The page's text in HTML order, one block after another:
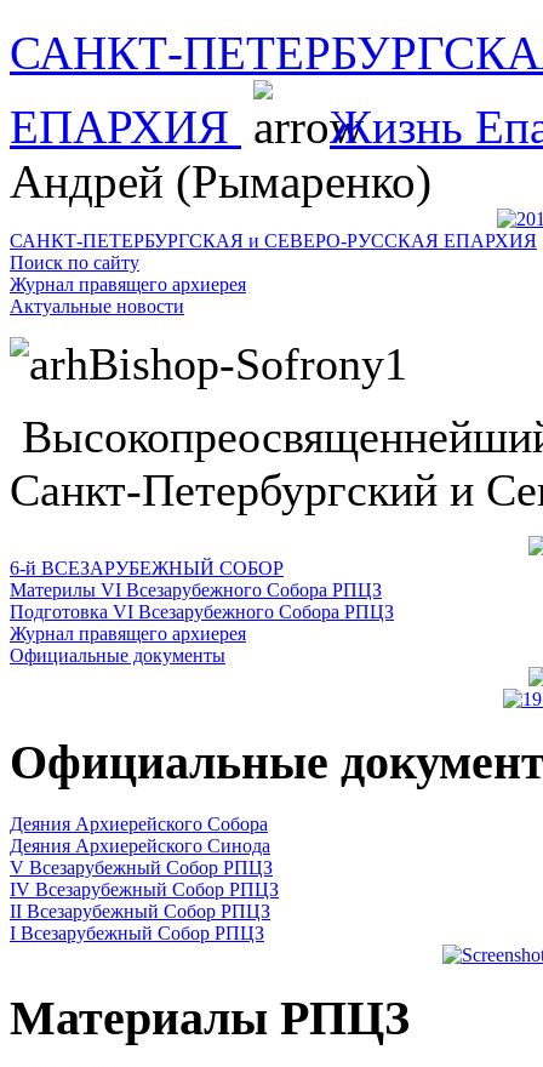
САНКТ-
ЕПАРХИЯ
Жизнь
Андрей (Рымаренко)
САНКТ-ПЕТЕРБУРГСКАЯ и СЕВЕРО-РУССКАЯ ЕПАРХИЯ
Поиск по сайту
Журнал правящего архиерея
Актуальные новости
Санкт-Петербургский и
6-й ВСЕЗАРУБЕЖНЫЙ СОБОР
Материлы VI Всезарубежного Собора РПЦЗ
Подготовка VI Всезарубежного Собора РПЦЗ
Журнал правящего архиерея
Официальные документы
Официальные
Деяния Архиерейского Собора
Деяния Архиерейского Синода
V Всезарубежный Собор РПЦЗ
IV Всезарубежный Собор РПЦЗ
II Всезарубежный Собор РПЦЗ
I Всезарубежный Собор РПЦЗ
Материалы РПЦЗ